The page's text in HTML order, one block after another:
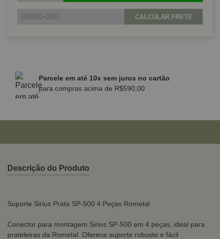
CALCULAR FRETE
Parcele em até 10x sem juros no cartão
para compras acima de R$590,00
Descrição do Produto
Suporte Sirius Prata SP-500 4 Peças Rometal
Conector para montagem Sirius SP-500 em 4 peças, ideal para
prateleiras da Rometal. Oferece suporte robusto e fácil